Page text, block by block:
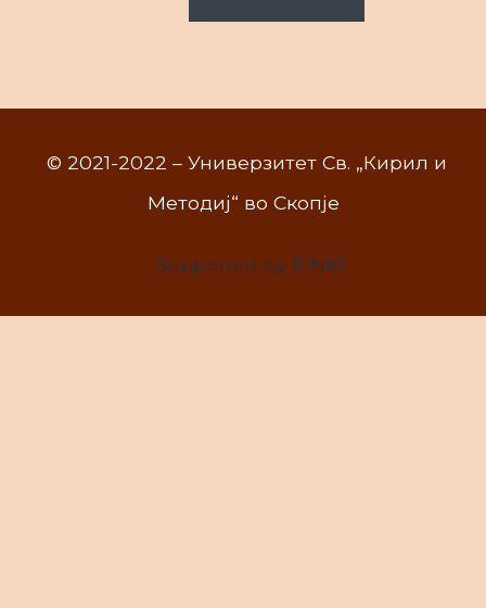
© 2021-2022 – Универзитет Св. „Кирил и
Методиј“ во Скопје
Supported by FINKI